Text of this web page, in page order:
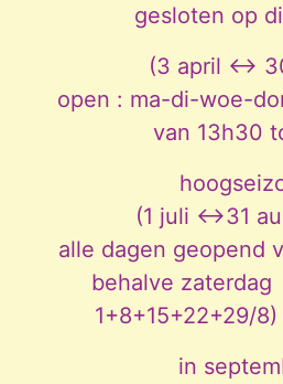
gesloten op
(3 april <->
open : ma-di-woe-
van 13h30
(1 juli <->31
alle dagen geopend
behalve zaterdag
1+8+15+22+29/
in